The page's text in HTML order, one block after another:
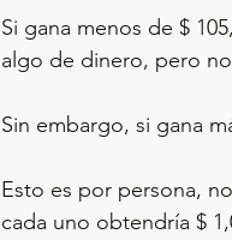
Si gana menos de $
algo de dinero, pero
Sin embargo, si gana
Esto es por persona,
cada uno obtendría $